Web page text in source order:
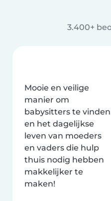
3.400+
Mooie en veilige
manier om
babysitters te vinden
en het dagelijkse
leven van moeders
en vaders die hulp
thuis nodig hebben
makkelijker te
maken!